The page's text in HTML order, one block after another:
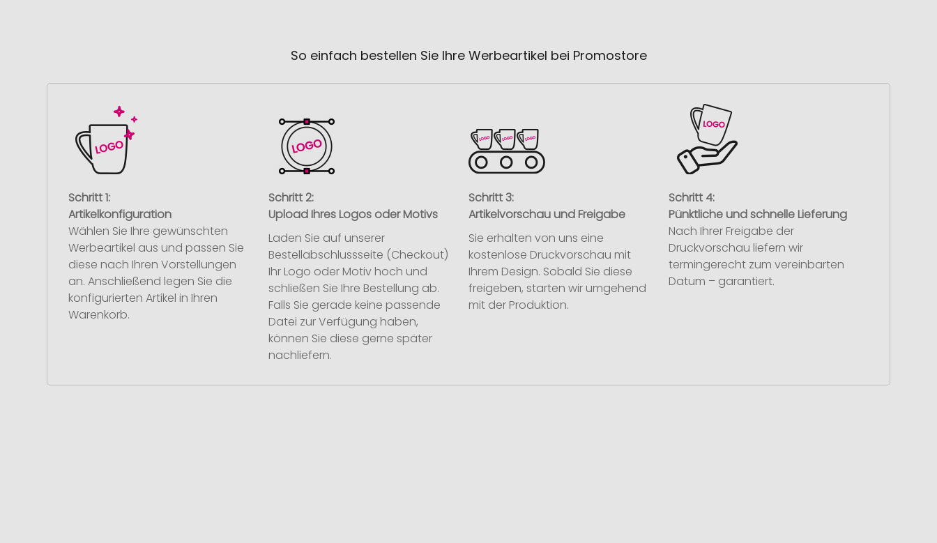
So einfach bestellen Sie Ihre Werbeartikel bei Promostore
Schritt 1:
Artikelkonfiguration
Wählen Sie Ihre gewünschten
Werbeartikel aus und passen Sie
diese nach Ihren Vorstellungen
an. Anschließend legen Sie die
konfigurierten Artikel in Ihren
Warenkorb.
Schritt 2:
Upload Ihres Logos oder Motivs
Laden Sie auf unserer
Bestellabschlussseite (Checkout)
Ihr Logo oder Motiv hoch und
schließen Sie Ihre Bestellung ab.
Falls Sie gerade keine passende
Datei zur Verfügung haben,
können Sie diese gerne später
nachliefern.
Schritt 3:
Artikelvorschau und Freigabe
Sie erhalten von uns eine
kostenlose Druckvorschau mit
Ihrem Design. Sobald Sie diese
freigeben, starten wir umgehend
mit der Produktion.
Schritt 4:
Pünktliche und schnelle Lieferung
Nach Ihrer Freigabe der
Druckvorschau liefern wir
termingerecht zum vereinbarten
Datum – garantiert.